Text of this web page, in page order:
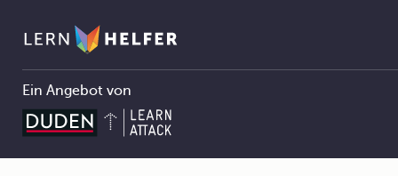
Ein Angebot von
Pfadnavigation
3.2 Das Periodensystem der Elemente Element 117, Ununseptium (Uus)